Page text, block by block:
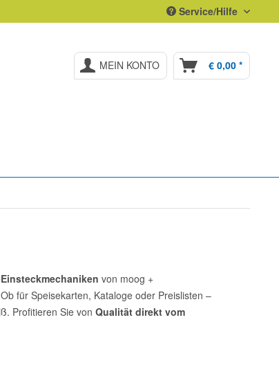
Service/Hilfe
MEIN KONTO € 0,00 *
von moog +
für Speisekarten, Kataloge oder Preislisten –
Profitieren Sie von Qualität direkt vom